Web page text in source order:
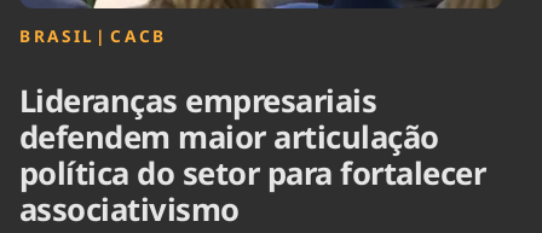
BRASIL | ⁠CACB
Lideranças empresariais
defendem maior articulação
política do setor para fortalecer
associativismo